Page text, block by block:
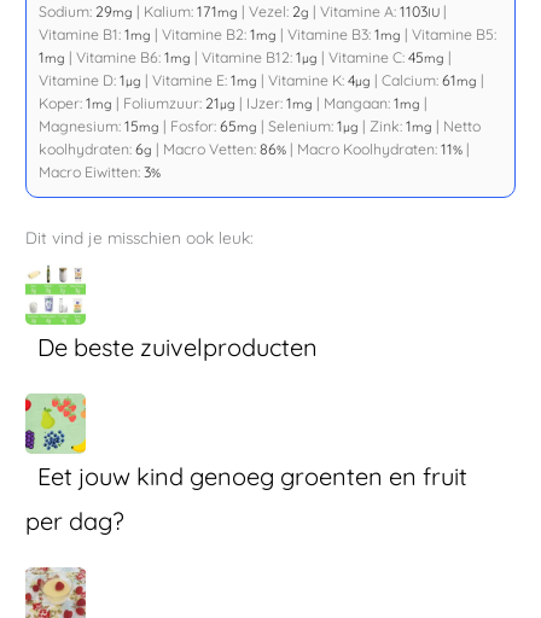
Sodium: 29mg | Kalium:171mg |Vezel: 2g |Vitamine A:1103IU |
Vitamine B1:1mg |Vitamine B2:1mg |Vitamine B3:1mg |Vitamine B5:
1mg |Vitamine B6:1mg |Vitamine B12:1µg |Vitamine C:45mg |
Vitamine D:1µg |Vitamine E:1mg |Vitamine K:4µg |Calcium:61mg |
Koper:1mg | Foliumzuur: 21µg | IJzer:1mg | Mangaan:1mg |
Magnesium:15mg | Fosfor:65mg |Selenium:1µg | Zink:1mg | Netto
koolhydraten:6g | Macro Vetten:86% | Macro Koolhydraten:11% |
Macro Eiwitten:3%
Dit vind je misschien ook leuk:
De beste zuivelproducten
Eet jouw kind genoeg groenten en fruit
per dag?